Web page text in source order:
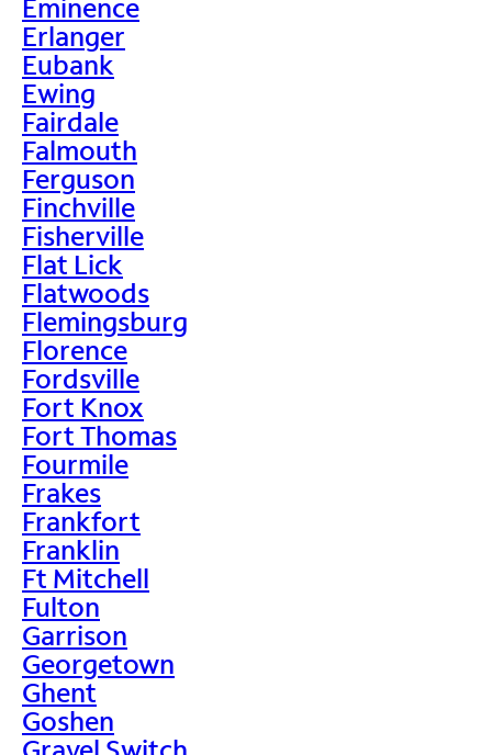
Eminence
Erlanger
Eubank
Ewing
Fairdale
Falmouth
Ferguson
Finchville
Fisherville
Flat Lick
Flatwoods
Flemingsburg
Florence
Fordsville
Fort Knox
Fort Thomas
Fourmile
Frakes
Frankfort
Franklin
Ft Mitchell
Fulton
Garrison
Georgetown
Ghent
Goshen